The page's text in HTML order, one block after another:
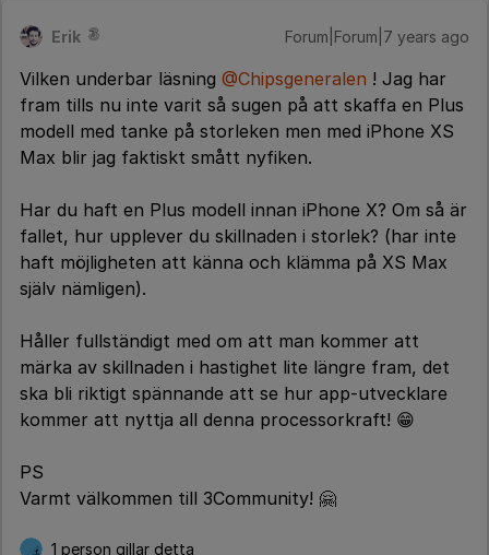
Erik Forum|Forum|7 years ago
Vilken underbar läsning @Chipsgeneralen ! Jag har
fram tills nu inte varit så sugen på att skaffa en Plus
modell med tanke på storleken men med iPhone XS
Max blir jag faktiskt smått nyfiken.
Har du haft en Plus modell innan iPhone X? Om så är
fallet, hur upplever du skillnaden i storlek? (har inte
haft möjligheten att känna och klämma på XS Max
själv nämligen).
Håller fullständigt med om att man kommer att
märka av skillnaden i hastighet lite längre fram, det
ska bli riktigt spännande att se hur app-utvecklare
kommer att nyttja all denna processorkraft! 😁
PS
Varmt välkommen till 3Community! 🤗
1 person gillar detta